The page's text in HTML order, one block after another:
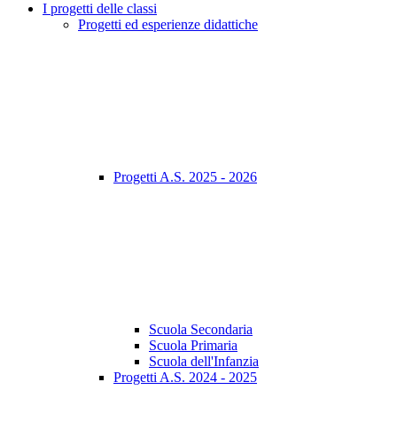
I progetti delle classi
Progetti ed esperienze didattiche
Progetti A.S. 2025 - 2026
Scuola Secondaria
Scuola Primaria
Scuola dell'Infanzia
Progetti A.S. 2024 - 2025